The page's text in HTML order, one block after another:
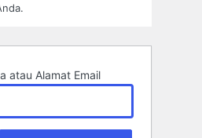
atau Alamat Email